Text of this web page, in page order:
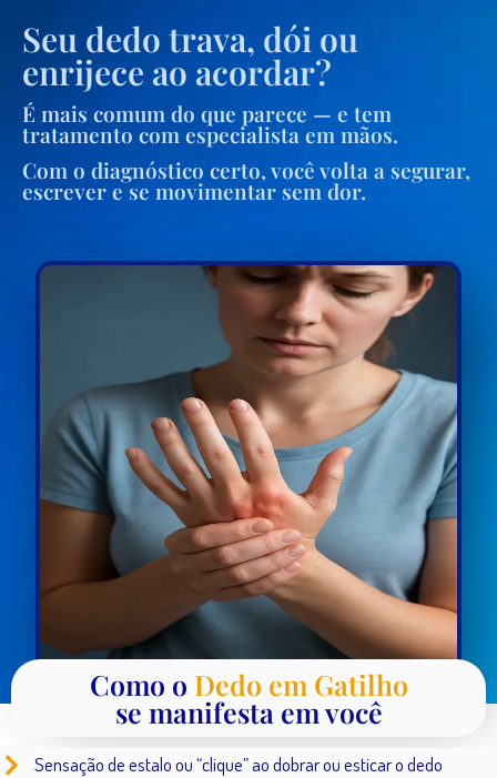
Seu dedo trava, dói ou
enrijece ao acordar?
É mais comum do que parece — e tem
tratamento com especialista em mãos.
Com o diagnóstico certo, você volta a segurar,
escrever e se movimentar sem dor.
Como o Dedo em Gatilho
se manifesta em você
Sensação de estalo ou “clique” ao dobrar ou esticar o dedo